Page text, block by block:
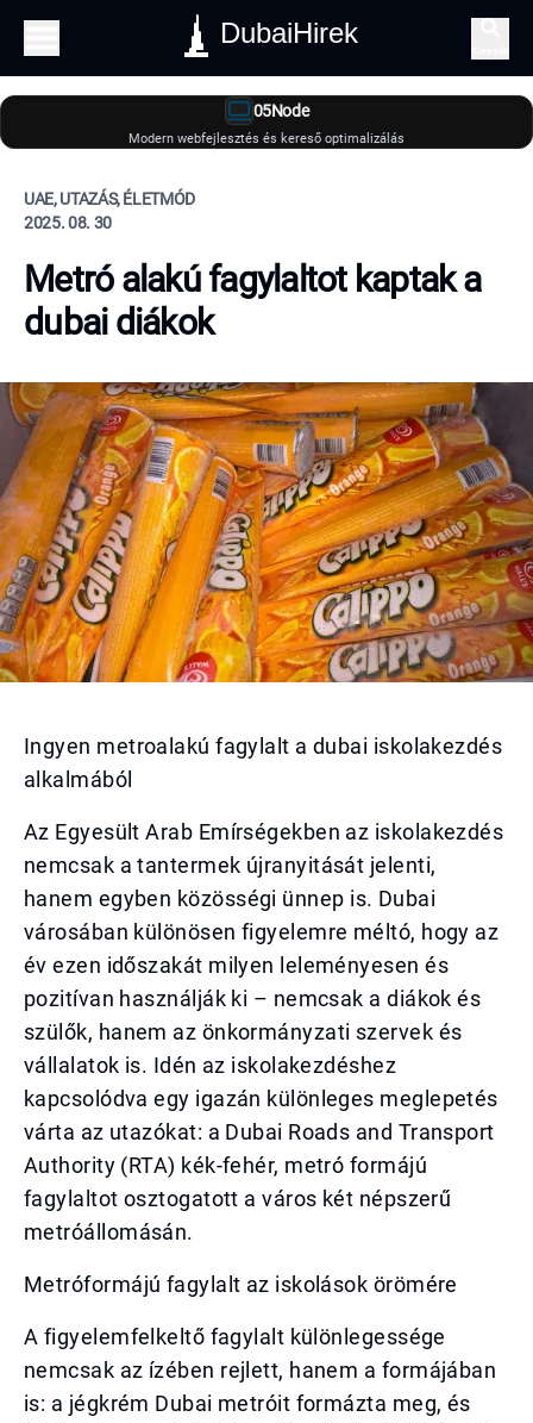
DubaiHirek
05Node
Modern webfejlesztés és kereső optimalizálás
UAE, UTAZÁS, ÉLETMÓD
2025. 08. 30
Metró alakú fagylaltot kaptak a
dubai diákok
Ingyen metroalakú fagylalt a dubai iskolakezdés
alkalmából
Az Egyesült Arab Emírségekben az iskolakezdés
nemcsak a tantermek újranyitását jelenti,
hanem egyben közösségi ünnep is. Dubai
városában különösen figyelemre méltó, hogy az
év ezen időszakát milyen leleményesen és
pozitívan használják ki – nemcsak a diákok és
szülők, hanem az önkormányzati szervek és
vállalatok is. Idén az iskolakezdéshez
kapcsolódva egy igazán különleges meglepetés
várta az utazókat: a Dubai Roads and Transport
Authority (RTA) kék-fehér, metró formájú
fagylaltot osztogatott a város két népszerű
metróállomásán.
Metróformájú fagylalt az iskolások örömére
A figyelemfelkeltő fagylalt különlegessége
nemcsak az ízében rejlett, hanem a formájában
is: a jégkrém Dubai metróit formázta meg, és